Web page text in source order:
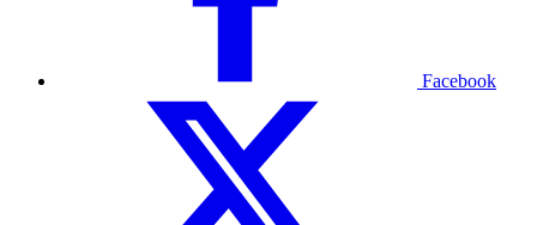
Facebook